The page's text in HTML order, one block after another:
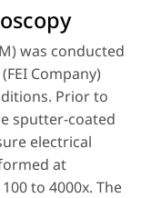
was conducted
Company)
Prior to
sputter-coated
electrical
at
to 4000x. The